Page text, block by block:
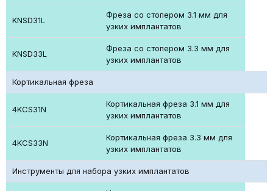
KNSD31L
Фреза со стопером 3.1 мм для
узких имплантатов
KNSD33L
Фреза со стопером 3.3 мм для
узких имплантатов
Кортикальная фреза
4KCS31N
Кортикальная фреза 3.1 мм для
узких имплантатов
4KCS33N
Кортикальная фреза 3.3 мм для
узких имплантатов
Инструменты для набора узких имплантатов